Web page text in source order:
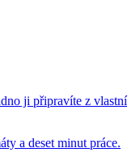
ji připravíte z vlastní
a deset minut práce.